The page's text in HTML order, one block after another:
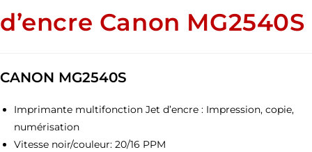
d’encre Canon MG2540S
CANON MG2540S
Imprimante multifonction Jet d’encre : Impression, copie,
numérisation
Vitesse noir/couleur: 20/16 PPM